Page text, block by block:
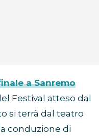
a Sanremo
Festival atteso dal
si terrà dal teatro
conduzione di